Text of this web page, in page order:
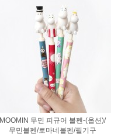
MOOMIN 무민 피규어 볼펜-(옵션)/
무민볼펜/로마네볼펜/필기구